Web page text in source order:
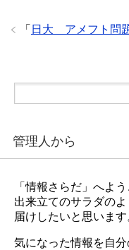
「 日大 アメフト問
管理人から
「情報さらだ」へよう
出来立てのサラダの
届けしたいと思います
気になった情報を自